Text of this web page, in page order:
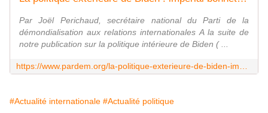
Par Joël Perichaud, secrétaire national du Parti de la
démondialisation aux relations internationales A la suite de
notre publication sur la politique intérieure de Biden ( ...
#Actualité internationale #Actualité politique